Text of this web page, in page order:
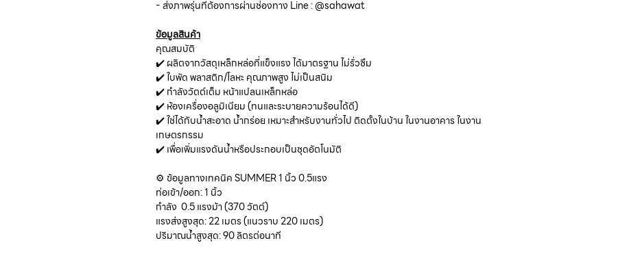
- ส่งภาพรุ่นที่ต้องการผ่านช่องทาง Line : @sahawat
ข้อมูลสินค้า
คุณสมบัติ
✔️ ผลิตจากวัสดุเหล็กหล่อที่แข็งแรง ได้มาตรฐาน ไม่รั่วซึม
✔️ ใบพัด พลาสติก/โลหะ คุณภาพสูง ไม่เป็นสนิม
✔️ กำลังวัตต์เต็ม หน้าแปลนเหล็กหล่อ
✔️ ห้องเครื่องอลูมิเนียม (ทนและระบายความร้อนได้ดี)
✔️ ใช่ได้กับน้ำสะอาด น้ำกร่อย เหมาะสำหรับงานทั่วไป ติดตั้งในบ้าน ในงานอาคาร ในงาน
เกษตรกรรม
✔️ เพื่อเพิ่มแรงดันน้ำหรือประกอบเป็นชุดอัตโนมัติ
⚙️ ข้อมูลทางเทคนิค SUMMER 1 นิ้ว 0.5แรง
ท่อเข้า/ออก: 1 นิ้ว
กำลัง 0.5 แรงม้า (370 วัตต์)
แรงส่งสูงสุด: 22 เมตร (แนวราบ 220 เมตร)
ปริมาณน้ำสูงสุด: 90 ลิตรต่อนาที